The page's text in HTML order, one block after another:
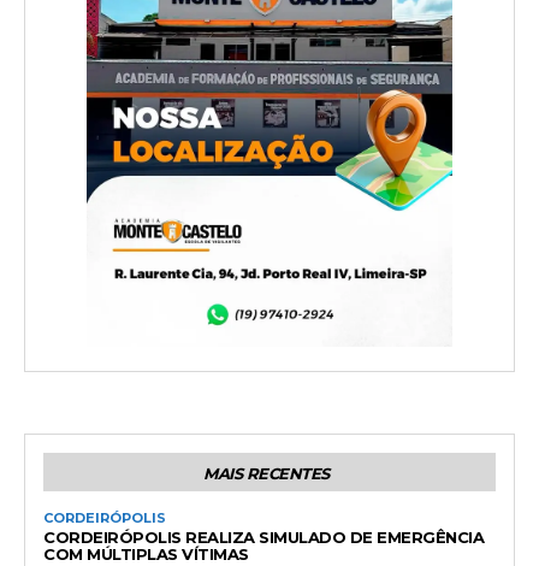
MAIS RECENTES
CORDEIRÓPOLIS
CORDEIRÓPOLIS REALIZA SIMULADO DE EMERGÊNCIA
COM MÚLTIPLAS VÍTIMAS